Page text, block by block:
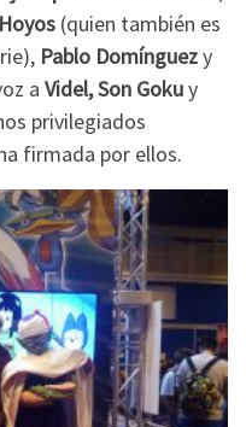
(quien también es
Pablo Domínguezy
a Videl, Son Gokuy
privilegiados
firmada por ellos.